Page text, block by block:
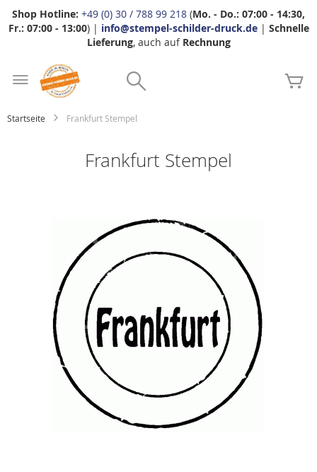
Shop Hotline: +49 (0) 30 / 788 99 218 (Mo. - Do.: 07:00 - 14:30,
Fr.: 07:00 - 13:00) | info@stempel-schilder-druck.de| Schnelle
Lieferung, auch auf Rechnung
Startseite Frankfurt Stempel
Frankfurt Stempel